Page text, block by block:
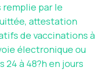
par le
attestation
de vaccinations à
électronique ou
à 48?h en jours